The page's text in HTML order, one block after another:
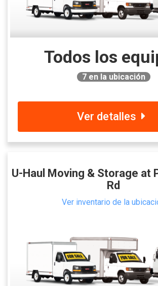
Todos los
7en la ubicación
Ver detalles
U-Haul Moving & Storage at
Rd
Ver inventario de la